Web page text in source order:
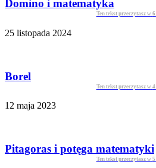
Domino i matematyka
Ten tekst przeczytasz w 6
25 listopada 2024
Borel
Ten tekst przeczytasz w 4
12 maja 2023
Pitagoras i potęga matematyki
Ten tekst przeczytasz w 5